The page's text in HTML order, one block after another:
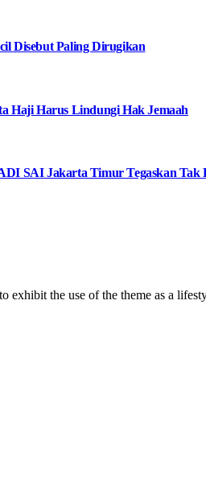
Disebut Paling Dirugikan
Haji Harus Lindungi Hak Jemaah
SAI Jakarta Timur Tegaskan Tak
the use of the theme as a